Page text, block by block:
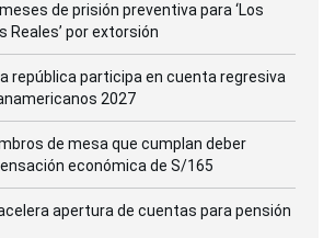
de prisión preventiva para ‘Los
Reales’ por extorsión
república participa en cuenta regresiva
2027
de mesa que cumplan deber
económica de S/165
apertura de cuentas para pensión